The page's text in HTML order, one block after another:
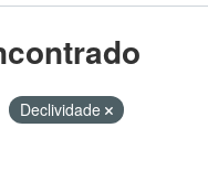
Declividade